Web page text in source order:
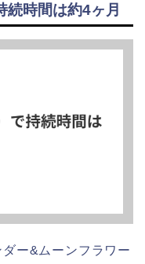
時間は約4ヶ月
ー&ムーンフラワー